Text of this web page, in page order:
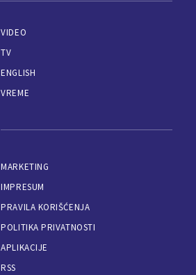
VIDEO
TV
ENGLISH
VREME
MARKETING
IMPRESUM
PRAVILA KORIŠĆENJA
POLITIKA PRIVATNOSTI
APLIKACIJE
RSS